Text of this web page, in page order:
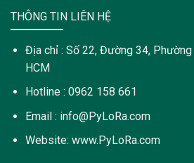
THÔNG TIN LIÊN HỆ
Địa chỉ : Số 22, Đường 34, Phường
HCM
Hotline : 0962 158 661
Email : info@PyLoRa.com
Website: www.PyLoRa.com